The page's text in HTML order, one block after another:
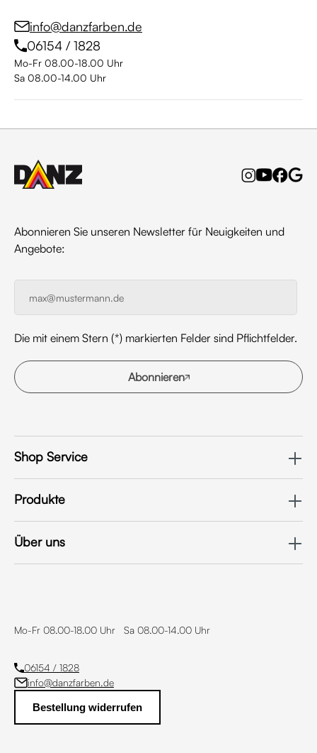
info@danzfarben.de
06154 / 1828
Mo-Fr 08.00-18.00 Uhr
Sa 08.00-14.00 Uhr
Mo-Fr 08.00-18.00 Uhr Sa 08.00-14.00 Uhr
06154 / 1828
info@danzfarben.de
Bestellung widerrufen
Shop Service
Produkte
Über uns
Abonnieren Sie unseren Newsletter für Neuigkeiten und
Angebote:
Die mit einem Stern (*) markierten Felder sind Pflichtfelder.
Abonnieren